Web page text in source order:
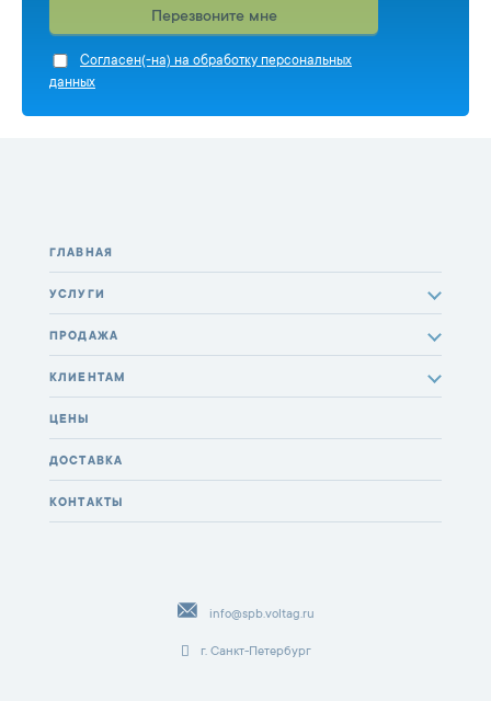
Перезвоните мне
Cогласен(-на) на обработку персональных
данных
ГЛАВНАЯ
УСЛУГИ
ПРОДАЖА
КЛИЕНТАМ
ЦЕНЫ
ДОСТАВКА
КОНТАКТЫ
info@spb.voltag.ru
г. Санкт-Петербург